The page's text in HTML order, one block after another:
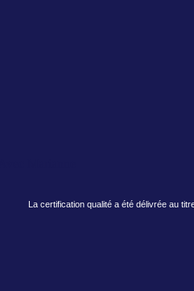
La certification qualité a été délivrée au